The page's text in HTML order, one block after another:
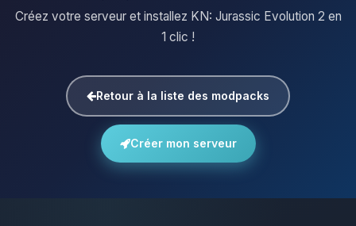
Créez votre serveur et installez KN: Jurassic Evolution 2 en
1 clic !
Retour à la liste des modpacks
Créer mon serveur